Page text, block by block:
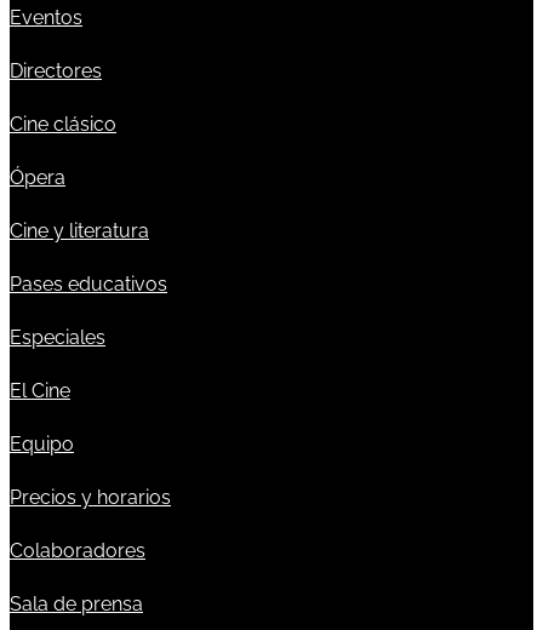
Eventos
Directores
Cine clásico
Ópera
Cine y literatura
Pases educativos
Especiales
El Cine
Equipo
Precios y horarios
Colaboradores
Sala de prensa